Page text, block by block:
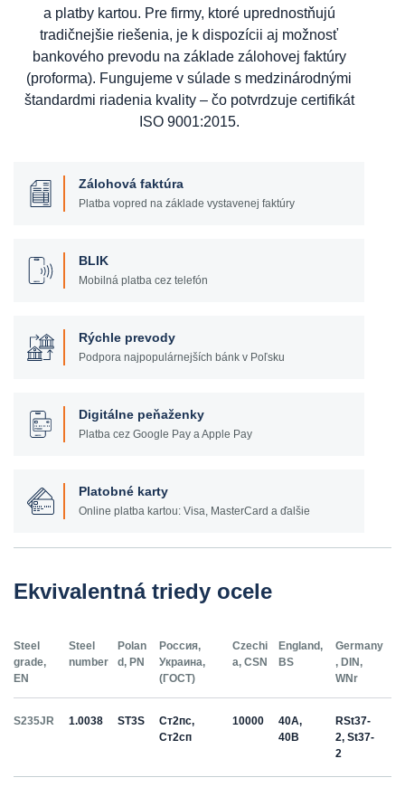
a platby kartou. Pre firmy, ktoré uprednostňujú
tradičnejšie riešenia, je k dispozícii aj možnosť
bankového prevodu na základe zálohovej faktúry
(proforma). Fungujeme v súlade s medzinárodnými
štandardmi riadenia kvality – čo potvrdzuje certifikát
ISO 9001:2015.
Zálohová faktúra
Platba vopred na základe vystavenej faktúry
BLIK
Mobilná platba cez telefón
Rýchle prevody
Podpora najpopulárnejších bánk v Poľsku
Digitálne peňaženky
Platba cez Google Pay a Apple Pay
Platobné karty
Online platba kartou: Visa, MasterCard a ďalšie
Ekvivalentná triedy ocele
Steel
grade,
EN
Steel
number
Polan
d, PN
Россия,
Украина,
(ГОСТ)
Czechi
a, CSN
England,
BS
Germany
, DIN,
WNr
S235JR 1.0038 ST3S
Ст2пс,
Ст2сп
10000
40A,
40B
RSt37-
2, St37-
2